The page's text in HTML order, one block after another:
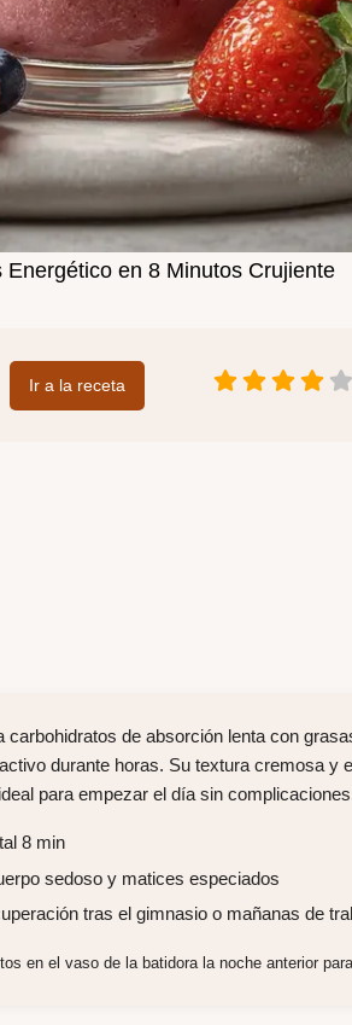
Energético en 8 Minutos Crujiente
Ir a la receta
de absorción lenta con
durante horas. Su textura cremosa y
para empezar el día sin
8 min
sedoso y matices especiados
tras el gimnasio o mañanas de
en el vaso de la batidora la noche anterior